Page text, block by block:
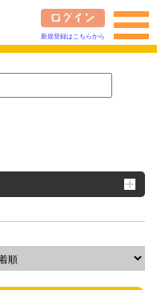
新規登録はこちらから